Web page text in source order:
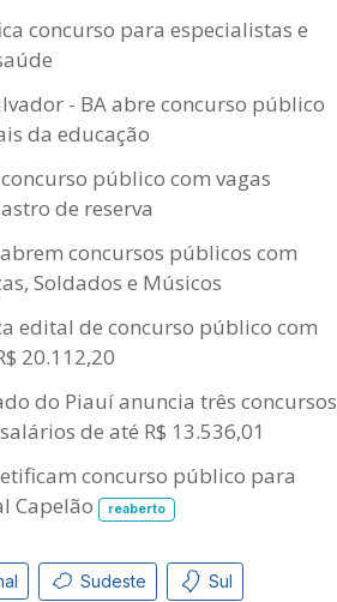
concurso para especialistas e
- BA abre concurso público
da educação
público com vagas
de reserva
concursos públicos com
Soldados e Músicos
edital de concurso público com
20.112,20
do Piauí anuncia três concursos
de até R$ 13.536,01
concurso público para
Capelão
reaberto
Sudeste Sul